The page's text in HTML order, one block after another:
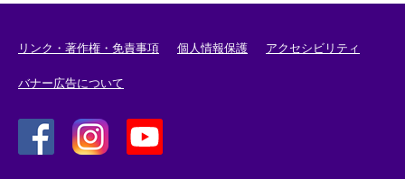
リンク・著作権・免責事項 個人情報保護 アクセシビリティ
バナー広告について